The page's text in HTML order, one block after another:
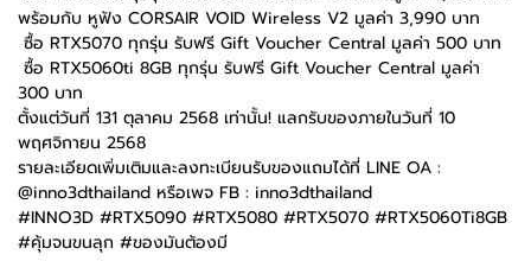
พร้อมกับ หูฟัง CORSAIR VOID Wireless V2 มูลค่า 3,990 บาท
️ ซื้อ RTX5070 ทุกรุ่น รับฟรี Gift Voucher Central มูลค่า 500 บาท
️ ซื้อ RTX5060ti 8GB ทุกรุ่น รับฟรี Gift Voucher Central มูลค่า
300 บาท
ตั้งแต่วันที่ 131 ตุลาคม 2568 เท่านั้น! แลกรับของภายในวันที่ 10
พฤศจิกายน 2568
รายละเอียดเพิ่มเติมและลงทะเบียนรับของแถมได้ที่ LINE OA :
@inno3dthailand หรือเพจ FB : inno3dthailand
#INNO3D #RTX5090 #RTX5080 #RTX5070 #RTX5060Ti8GB
#คุ้มจนขนลุก #ของมันต้องมี